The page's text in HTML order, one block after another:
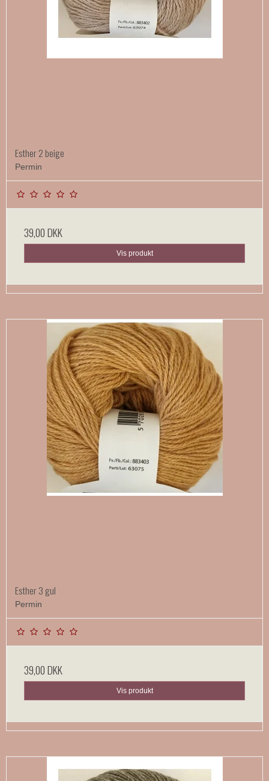
Esther 2 beige
Permin
39,00 DKK
Vis produkt
Esther 3 gul
Permin
39,00 DKK
Vis produkt